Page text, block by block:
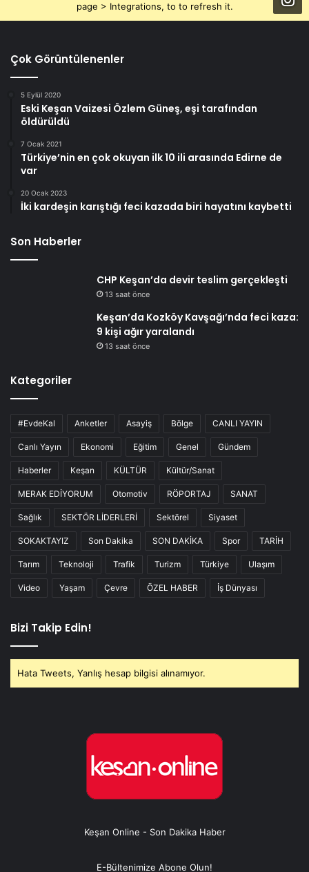
page > Integrations, to to refresh it.
Çok Görüntülenenler
5 Eylül 2020
Eski Keşan Vaizesi Özlem Güneş, eşi tarafından
öldürüldü
7 Ocak 2021
Türkiye’nin en çok okuyan ilk 10 ili arasında Edirne de
var
20 Ocak 2023
İki kardeşin karıştığı feci kazada biri hayatını kaybetti
Son Haberler
CHP Keşan’da devir teslim gerçekleşti
13 saat önce
Keşan’da Kozköy Kavşağı’nda feci kaza:
9 kişi ağır yaralandı
13 saat önce
Kategoriler
#EvdeKal Anketler Asayiş Bölge CANLI YAYIN
Canlı Yayın Ekonomi Eğitim Genel Gündem
Haberler Keşan KÜLTÜR Kültür/Sanat
MERAK EDİYORUM Otomotiv RÖPORTAJ SANAT
Sağlık SEKTÖR LİDERLERİ Sektörel Siyaset
SOKAKTAYIZ Son Dakika SON DAKİKA Spor TARİH
Tarım Teknoloji Trafik Turizm Türkiye Ulaşım
Video Yaşam Çevre ÖZEL HABER İş Dünyası
Bizi Takip Edin!
Hata Tweets, Yanlış hesap bilgisi alınamıyor.
Keşan Online - Son Dakika Haber
E-Bültenimize Abone Olun!